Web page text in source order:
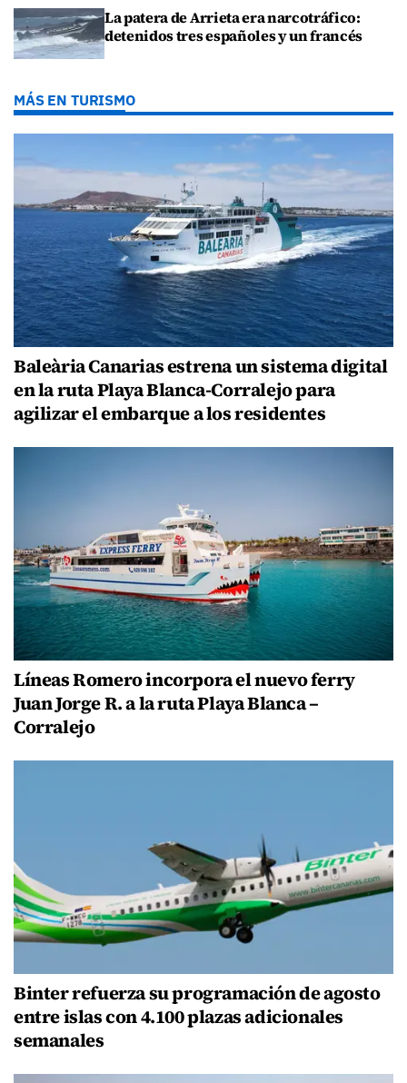
La patera de Arrieta era narcotráfico:
detenidos tres españoles y un francés
MÁS EN TURISMO
Baleària Canarias estrena un sistema digital
en la ruta Playa Blanca-Corralejo para
agilizar el embarque a los residentes
Líneas Romero incorpora el nuevo ferry
Juan Jorge R. a la ruta Playa Blanca –
Corralejo
Binter refuerza su programación de agosto
entre islas con 4.100 plazas adicionales
semanales